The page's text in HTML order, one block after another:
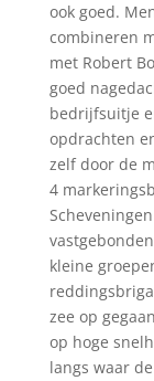
ook goed.
combineren
met Robert
goed
bedrijfsuitje
opdrachten
zelf door de
4
kleine
zee op
op hoge
langs waar